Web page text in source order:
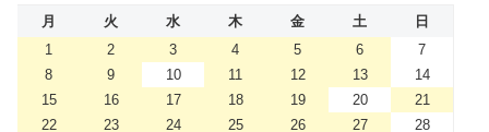
月 火 水 木 金 土
日
1
2 3 4 5 6
7
8
9 10 11 12 13
14
15
16 17 18 19 20
21
22
23 24 25 26 27 28